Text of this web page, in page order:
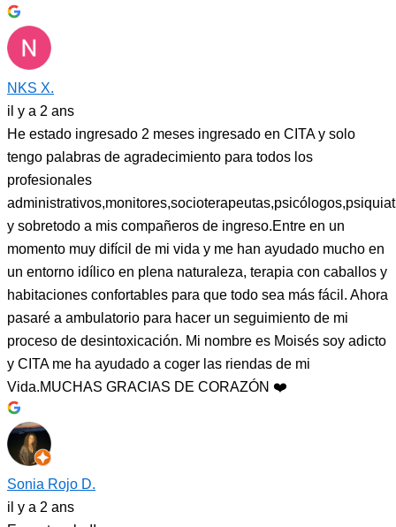
NKS X.
il y a 2 ans
He estado ingresado 2 meses ingresado en CITA y solo
tengo palabras de agradecimiento para todos los
profesionales
y sobretodo a mis compañeros de ingreso.Entre en un
momento muy difícil de mi vida y me han ayudado mucho en
un entorno idílico en plena naturaleza, terapia con caballos y
habitaciones confortables para que todo sea más fácil. Ahora
pasaré a ambulatorio para hacer un seguimiento de mi
proceso de desintoxicación. Mi nombre es Moisés soy adicto
y CITA me ha ayudado a coger las riendas de mi
Vida.MUCHAS GRACIAS DE CORAZÓN ❤️
Sonia Rojo D.
il y a 2 ans